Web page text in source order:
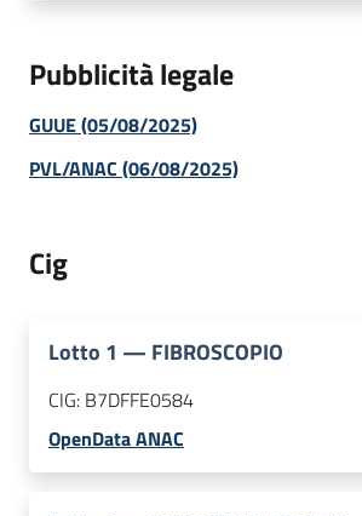
Pubblicità legale
GUUE (05/08/2025)
PVL/ANAC (06/08/2025)
Cig
Lotto 1 — FIBROSCOPIO
CIG: B7DFFE0584
OpenData ANAC